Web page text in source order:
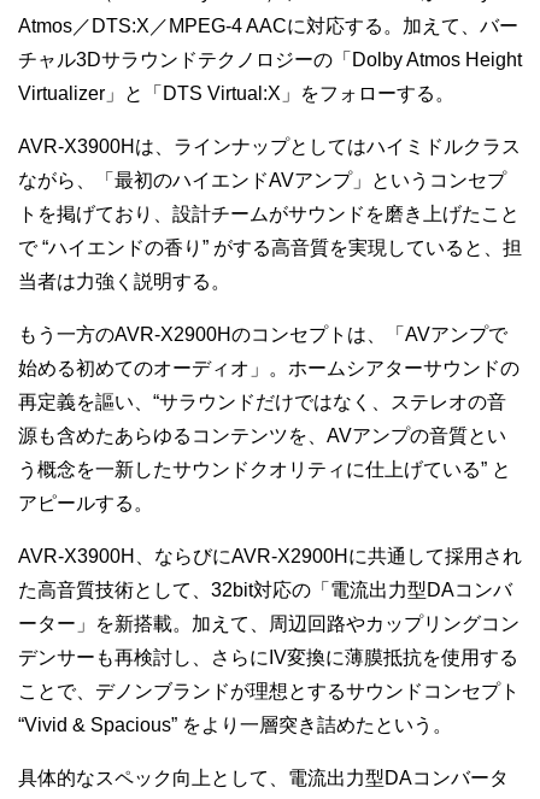
Atmos／DTS:X／MPEG-4 AACに対応する。加えて、バー
チャル3Dサラウンドテクノロジーの「Dolby Atmos Height
Virtualizer」と「DTS Virtual:X」をフォローする。
AVR-X3900Hは、ラインナップとしてはハイミドルクラス
ながら、「最初のハイエンドAVアンプ」というコンセプ
トを掲げており、設計チームがサウンドを磨き上げたこと
で “ハイエンドの香り” がする高音質を実現していると、担
当者は力強く説明する。
もう一方のAVR-X2900Hのコンセプトは、「AVアンプで
始める初めてのオーディオ」。ホームシアターサウンドの
再定義を謳い、“サラウンドだけではなく、ステレオの音
源も含めたあらゆるコンテンツを、AVアンプの音質とい
う概念を一新したサウンドクオリティに仕上げている” と
アピールする。
AVR-X3900H、ならびにAVR-X2900Hに共通して採用され
た高音質技術として、32bit対応の「電流出力型DAコンバ
ーター」を新搭載。加えて、周辺回路やカップリングコン
デンサーも再検討し、さらにIV変換に薄膜抵抗を使用する
ことで、デノンブランドが理想とするサウンドコンセプト
“Vivid & Spacious” をより一層突き詰めたという。
具体的なスペック向上として、電流出力型DAコンバータ